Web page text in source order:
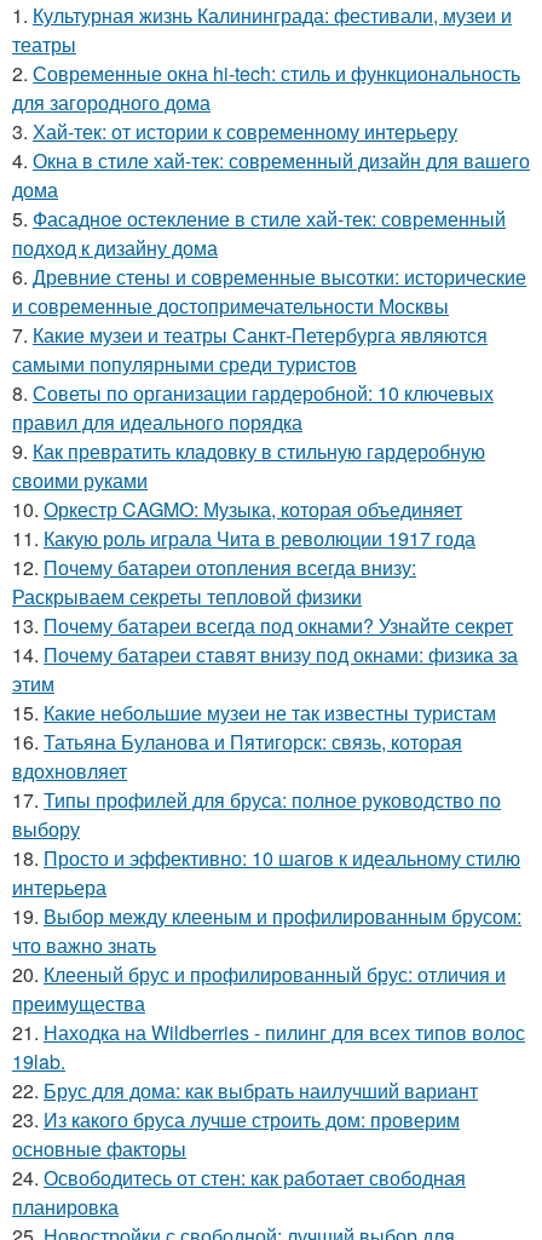
1. Культурная жизнь Калининграда: фестивали, музеи и
театры
2. Современные окна hi-tech: стиль и функциональность
для загородного дома
3. Хай-тек: от истории к современному интерьеру
4. Окна в стиле хай-тек: современный дизайн для вашего
дома
5. Фасадное остекление в стиле хай-тек: современный
подход к дизайну дома
6. Древние стены и современные высотки: исторические
и современные достопримечательности Москвы
7. Какие музеи и театры Санкт-Петербурга являются
самыми популярными среди туристов
8. Советы по организации гардеробной: 10 ключевых
правил для идеального порядка
9. Как превратить кладовку в стильную гардеробную
своими руками
10. Оркестр CAGMO: Музыка, которая объединяет
11. Какую роль играла Чита в революции 1917 года
12. Почему батареи отопления всегда внизу:
Раскрываем секреты тепловой физики
13. Почему батареи всегда под окнами? Узнайте секрет
14. Почему батареи ставят внизу под окнами: физика за
этим
15. Какие небольшие музеи не так известны туристам
16. Татьяна Буланова и Пятигорск: связь, которая
вдохновляет
17. Типы профилей для бруса: полное руководство по
выбору
18. Просто и эффективно: 10 шагов к идеальному стилю
интерьера
19. Выбор между клееным и профилированным брусом:
что важно знать
20. Клееный брус и профилированный брус: отличия и
преимущества
21. Находка на Wildberries - пилинг для всех типов волос
19lab.
22. Брус для дома: как выбрать наилучший вариант
23. Из какого бруса лучше строить дом: проверим
основные факторы
24. Освободитесь от стен: как работает свободная
планировка